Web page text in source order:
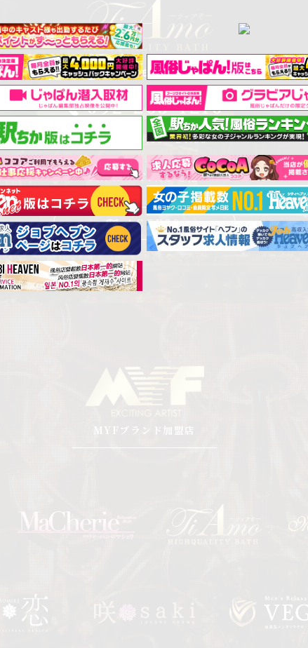
中洲 ティアモ - Ti Amo -
092-263-1210
営業時間 : 9:00～24:00
福岡市博多区中洲一丁目８番１１号
PARA CITY博多８階
ACCESS
MYFブランド加盟店